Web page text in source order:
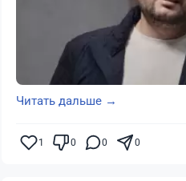
Читать дальше →
1 0 0 0